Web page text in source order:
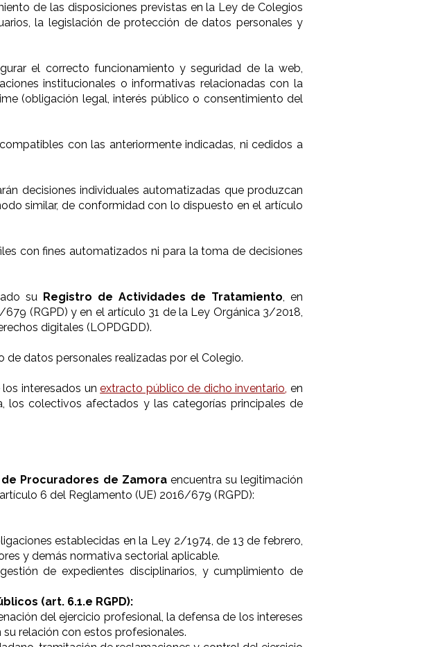
de las disposiciones previstas en la Ley de Colegios
la legislación de protección de datos personales y
el correcto funcionamiento y seguridad de la web,
institucionales o informativas relacionadas con la
(obligación legal, interés público o consentimiento del
con las anteriormente indicadas, ni cedidos a
decisiones individuales automatizadas que produzcan
similar, de conformidad con lo dispuesto en el artículo
con fines automatizados ni para la toma de decisiones
su Registro de Actividades de Tratamiento, en
(RGPD) y en el artículo 31 de la Ley Orgánica 3/2018,
digitales (LOPDGDD).
datos personales realizadas por el Colegio.
los interesados unextracto público de dicho inventario, en
los colectivos afectados y las categorías principales de
Procuradores de Zamoraencuentra su legitimación
6 del Reglamento (UE) 2016/679 (RGPD):
establecidas en la Ley 2/1974, de 13 de febrero,
y demás normativa sectorial aplicable.
de expedientes disciplinarios, y cumplimiento de
(art. 6.1.e RGPD):
del ejercicio profesional, la defensa de los intereses
relación con estos profesionales.